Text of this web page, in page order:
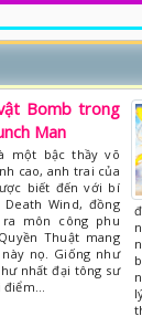
Bomb trong
Man
một bậc thầy võ
cao, anh trai của
biết đến với bí
Death Wind, đồng
môn công phu
Thuật mang
nọ. Giống như
nhất đại tông sư
điểm…